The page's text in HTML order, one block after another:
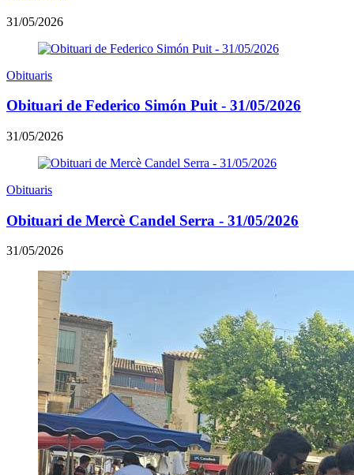
31/05/2026
Obituaris
Obituari de Federico Simón Puit - 31/05/2026
31/05/2026
Obituaris
Obituari de Mercè Candel Serra - 31/05/2026
31/05/2026